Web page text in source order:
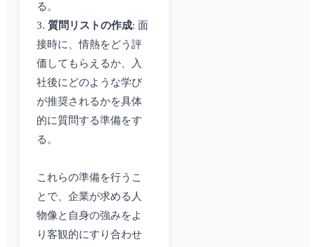
る。
3. 質問リストの作成: 面
接時に、情熱をどう評
価してもらえるか、入
社後にどのような学び
が推奨されるかを具体
的に質問する準備をす
る。
これらの準備を行うこ
とで、企業が求める人
物像と自身の強みをよ
り客観的にすり合わせ